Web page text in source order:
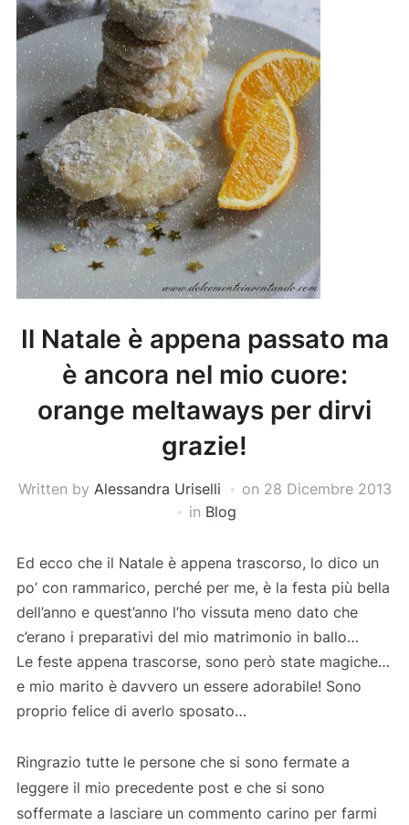
Il Natale è appena passato ma
è ancora nel mio cuore:
orange meltaways per dirvi
grazie!
Written by Alessandra Uriselli on 28 Dicembre 2013
in Blog
Ed ecco che il Natale è appena trascorso, lo dico un
po’ con rammarico, perché per me, è la festa più bella
dell’anno e quest’anno l’ho vissuta meno dato che
c’erano i preparativi del mio matrimonio in ballo…
Le feste appena trascorse, sono però state magiche…
e mio marito è davvero un essere adorabile! Sono
proprio felice di averlo sposato…
Ringrazio tutte le persone che si sono fermate a
leggere il mio precedente post e che si sono
soffermate a lasciare un commento carino per farmi